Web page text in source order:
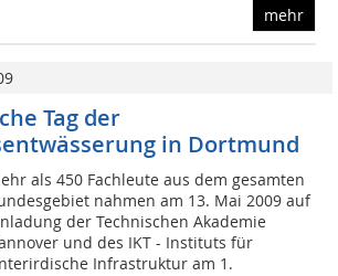
mehr
Tag der
in Dortmund
als 450 Fachleute aus dem gesamten
nahmen am 13. Mai 2009 auf
der Technischen Akademie
und des IKT - Instituts für
Infrastruktur am 1.